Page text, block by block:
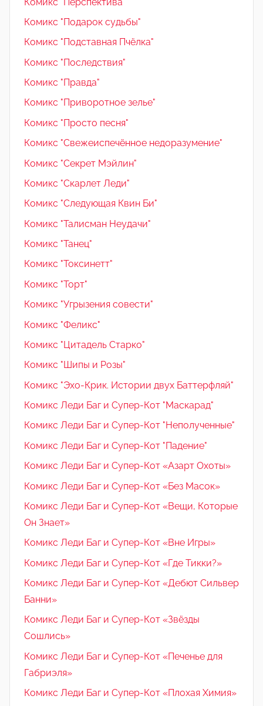
Комикс "Подарок судьбы"
Комикс "Подставная Пчёлка"
Комикс "Последствия"
Комикс "Правда"
Комикс "Приворотное зелье"
Комикс "Просто песня"
Комикс "Свежеиспечённое недоразумение"
Комикс "Секрет Мэйлин"
Комикс "Скарлет Леди"
Комикс "Следующая Квин Би"
Комикс "Талисман Неудачи"
Комикс "Танец"
Комикс "Токсинетт"
Комикс "Торт"
Комикс "Угрызения совести"
Комикс "Феликс"
Комикс "Цитадель Старко"
Комикс "Шипы и Розы"
Комикс "Эхо-Крик. Истории двух Баттерфляй"
Комикс Леди Баг и Супер-Кот "Маскарад"
Комикс Леди Баг и Супер-Кот "Неполученные"
Комикс Леди Баг и Супер-Кот "Падение"
Комикс Леди Баг и Супер-Кот «Азарт Охоты»
Комикс Леди Баг и Супер-Кот «Без Масок»
Комикс Леди Баг и Супер-Кот «Вещи, Которые
Он Знает»
Комикс Леди Баг и Супер-Кот «Вне Игры»
Комикс Леди Баг и Супер-Кот «Где Тикки?»
Комикс Леди Баг и Супер-Кот «Дебют Сильвер
Банни»
Комикс Леди Баг и Супер-Кот «Звёзды
Сошлись»
Комикс Леди Баг и Супер-Кот «Печенье для
Габриэля»
Комикс Леди Баг и Супер-Кот «Плохая Химия»